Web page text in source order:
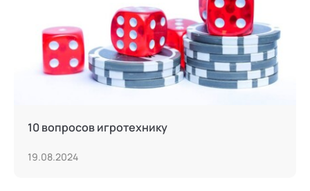
10 вопросов игротехнику
19.08.2024